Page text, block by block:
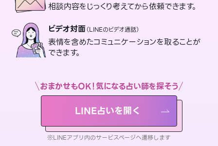
相談内容をじっくり考えてから依頼できます。
ビデオ対面（LINEのビデオ通話）
表情を含めたコミュニケーションを取ることが
できます。
おまかせもOK！気になる占い師を探そう
LINE占いを開く
※LINEアプリ内のサービスページへ遷移します